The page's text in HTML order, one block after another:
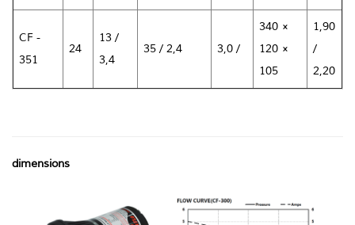
CF -
351
24
13 /
3,4
35 / 2,4 3,0 /
340 ×
120 ×
105
1,90
/
2,20
dimensions